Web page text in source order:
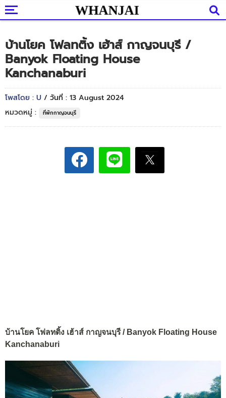
บ้านโยค โฟลทติ้ง เฮ้าส์ กาญจนบุรี /
Banyok Floating House
Kanchanaburi
โพสโดย : U / วันที่ : 13 August 2024
หมวดหมู่ :
ที่พักกาญจนบุรี
บ้านโยค โฟลทติ้ง เฮ้าส์ กาญจนบุรี / Banyok Floating House
Kanchanaburi